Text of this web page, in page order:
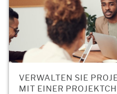
VERWALTEN SIE
MIT EINER